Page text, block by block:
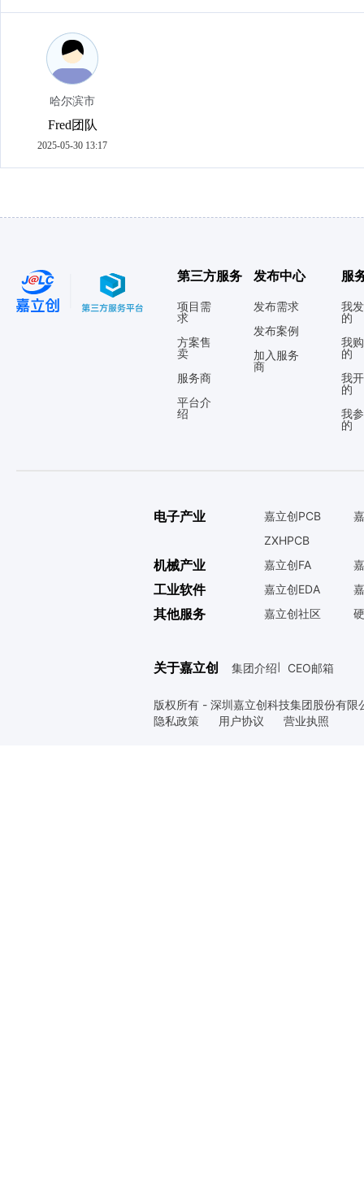
哈尔滨市
Fred团队
2025-05-30 13:17
第三方服务
项目需
求
方案售
卖
服务商
平台介
绍
发布中心
发布需求
发布案例
加入服务
商
服
我
的
我
的
我
的
我
的
电子产业 嘉立创PCB
ZXHPCB
机械产业 嘉立创FA
工业软件 嘉立创EDA
其他服务 嘉立创社区
关于嘉立创 集团介绍 CEO邮箱
版权所有 - 深圳嘉立创科技集团股份有限
隐私政策
用户协议 营业执照